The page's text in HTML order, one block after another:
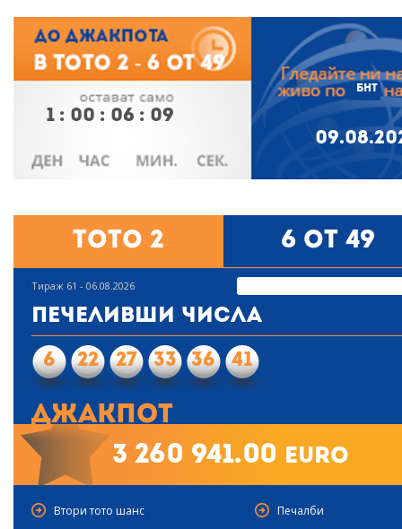
1 : 00 : 06 : 08
БНТ
Тото 2 6 от 49
Тираж 61 - 06.08.2026
Печеливши числа
6 22 27 33 36 41
Джакпот
3 260 941.00 euro
Втори тото шанс
Печалби